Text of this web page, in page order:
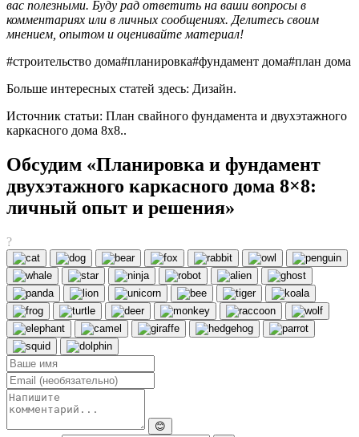
вас полезными. Буду рад ответить на ваши вопросы в
комментариях или в личных сообщениях. Делитесь своим
мнением, опытом и оценивайте материал!
#строительство дома#планировка#фундамент дома#план дома
Больше интересных статей здесь: Дизайн.
Источник статьи: План свайного фундамента и двухэтажного
каркасного дома 8х8..
Обсудим «Планировка и фундамент
двухэтажного каркасного дома 8×8:
личный опыт и решения»
?
😊